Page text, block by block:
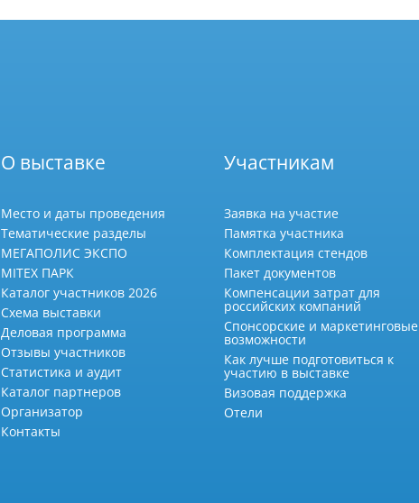
О выставке
Место и даты проведения
Тематические разделы
МЕГАПОЛИС ЭКСПО
MITEX ПАРК
Каталог участников 2026
Схема выставки
Деловая программа
Отзывы участников
Статистика и аудит
Каталог партнеров
Организатор
Контакты
Участникам
Заявка на участие
Памятка участника
Комплектация стендов
Пакет документов
Компенсации затрат для
российских компаний
Спонсорские и маркетинговые
возможности
Как лучше подготовиться к
участию в выставке
Визовая поддержка
Отели